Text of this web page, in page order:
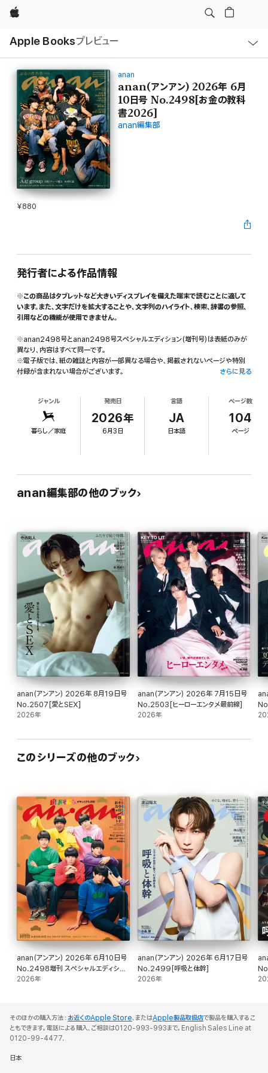
Apple
Apple Booksプレビュー
ル
anan
anan(アンアン) 2026年 6月
10日号 No.2498[お金の教科
書2026]
anan編集部
¥880
発行者による作品情報
※この商品はタブレットなど大きいディスプレイを備えた端末で読むことに適して
います。また、文字だけを拡大することや、文字列のハイライト、検索、辞書の参照、
引用などの機能が使用できません。
※anan2498号とanan2498号スペシャルエディション(増刊号)は表紙のみが
異なり、内容はすべて同一です。
※電子版では、紙の雑誌と内容が一部異なる場合や、掲載されないページや特別
付録が含まれない場合がございます。
いま、知っておきたいお金のこと、最新版! お金の教科書2026
anan世代の女性350人がリアルに回答。みんなのお金事情アンケート。
堀潤さん・馬渕磨理子さんと考える 社会不安に揺れる時代のお金との正しい向き
お金と向き合うために、ここからスタート。家計の把握
安心できる金額が見えない時代に、どう増やす? 貯蓄・投資
おそ松さんがやってきた!!!!!!
今度の6つ子は、輝くほどのクズっぷり?! 映画『おそ松さん 人類クズ化計
画!!!!!?』の見どころ分析。
CLOSE UP 杉咲 花×多部未華子 しとやかな関係性。
MAZZEL“1on1”CLOSE UP NAOYA & HAYATO Two of a Kind
CLOSE UP HOKUTO(吉野北人) 心、赴くままに。
「オカダのミカタ」岡田准一 Vol.5 後編 現代美術作家/杉本博司
さらに見る
ジャンル
暮らし／家庭
発売日
2026年
6月3日
言語
JA
日本語
ページ数
104
ページ
anan編集部の他のブック
anan(アンアン) 2026年 8月19日号
No.2507[愛とSEX]
2026年
anan(アンアン) 2026年 7月15日号
No.2503[ヒーローエンタメ最前線]
2026年
このシリーズの他のブック
anan(アンアン) 2026年 6月10日号
No.2498増刊 スペシャルエディショ
ン[お金の教科書2026]
2026年
anan(アンアン) 2026年 6月17日号
No.2499[呼吸と体幹]
2026年
ン
そのほかの購入方法： お近くのApple Store、またはApple製品取扱店で製品を購入するこ
ともできます。電話による購入、ご相談は0120-993-993まで。English Sales Line at
0120-99-4477.
日本